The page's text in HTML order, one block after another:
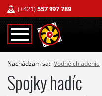
(+421)557 997 789
Nachádzam sa: Vodné chladenie
Spojky hadíc